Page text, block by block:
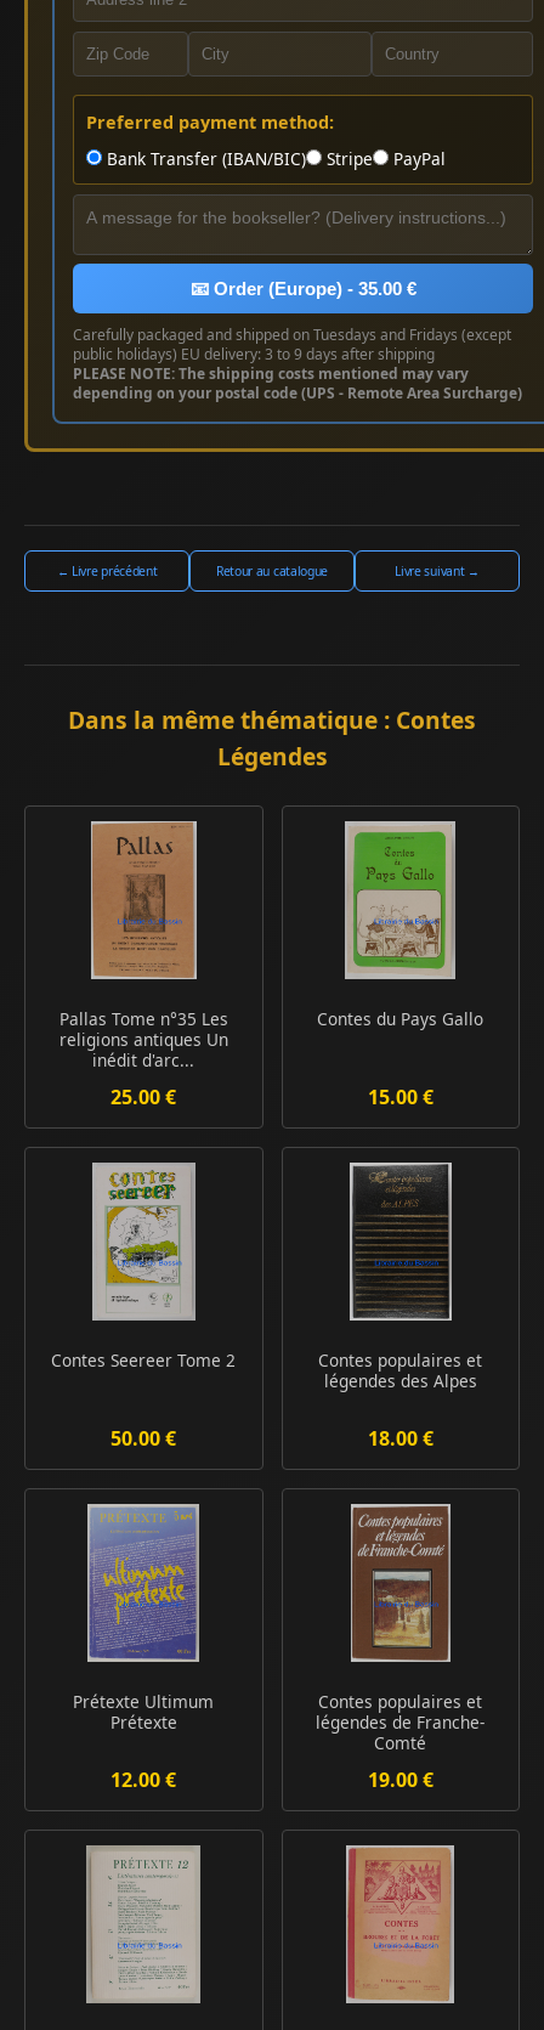
Preferred payment method:
Bank Transfer (IBAN/BIC)
Stripe PayPal
📧 Order (Europe) - 35.00 €
Carefully packaged and shipped on Tuesdays and Fridays (except
public holidays) EU delivery: 3 to 9 days after shipping
PLEASE NOTE: The shipping costs mentioned may vary
depending on your postal code (UPS - Remote Area Surcharge)
← Livre précédent Retour au catalogue Livre suivant →
Dans la même thématique : Contes
Légendes
Pallas Tome n°35 Les
religions antiques Un
inédit d'arc...
25.00 €
Contes du Pays Gallo
15.00 €
Contes Seereer Tome 2
50.00 €
Contes populaires et
légendes des Alpes
18.00 €
Prétexte Ultimum
Prétexte
12.00 €
Contes populaires et
légendes de Franche-
Comté
19.00 €